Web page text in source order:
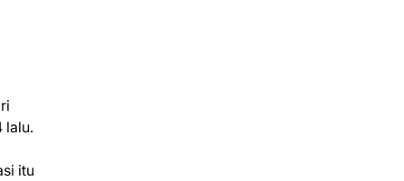
lalu.
itu